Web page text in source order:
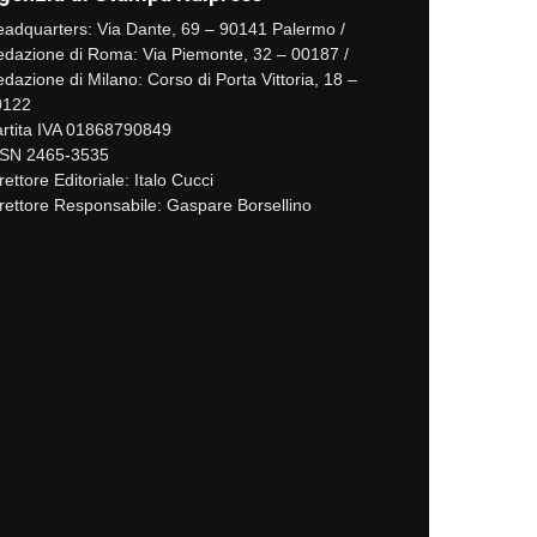
Via Dante, 69 – 90141 Palermo /
di Roma: Via Piemonte, 32 – 00187 /
di Milano: Corso di Porta Vittoria, 18 –
IVA 01868790849
2465-3535
Editoriale: Italo Cucci
Responsabile: Gaspare Borsellino